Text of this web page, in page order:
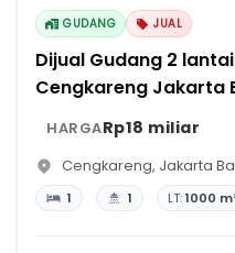
GUDANG JUAL
Dijual Gudang 2
Cengkareng Jakarta
HARGARp18 miliar
Cengkareng, Jakarta
1 1 LT:1000